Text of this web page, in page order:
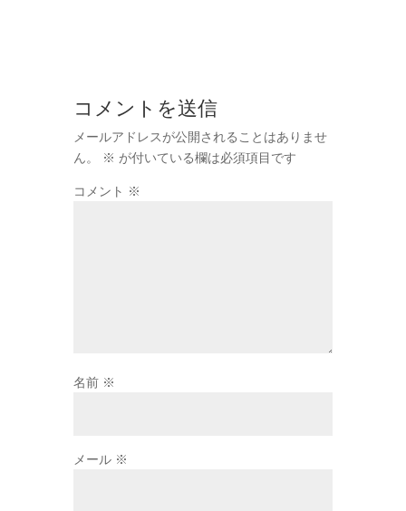
コメントを送信
メールアドレスが公開されることはありませ
ん。
※ が付いている欄は必須項目です
コメント ※
名前 ※
メール ※